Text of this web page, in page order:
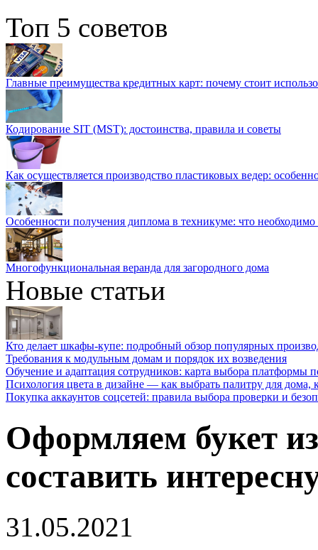
Топ 5 советов
Главные преимущества кредитных карт: почему стоит
Кодирование SIT (MST): достоинства, правила и советы
Как осуществляется производство пластиковых ведер:
Особенности получения диплома в техникуме: что необходимо
Многофункциональная веранда для загородного дома
Новые статьи
Кто делает шкафы-купе: подробный обзор популярных
Требования к модульным домам и порядок их возведения
Обучение и адаптация сотрудников: карта выбора платформы
Психология цвета в дизайне — как выбрать палитру для дома,
Покупка аккаунтов соцсетей: правила выбора проверки и
Оформляем букет
составить
31.05.2021